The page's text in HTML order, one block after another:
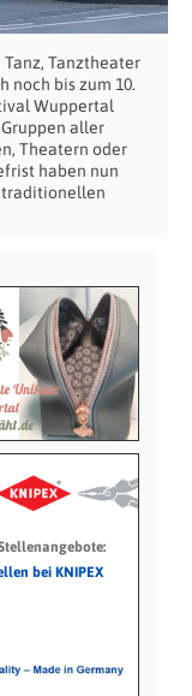
Tanztheater
noch bis zum 10.
Wuppertal
aller
Theatern oder
haben nun
traditionellen
bei KNIPEX